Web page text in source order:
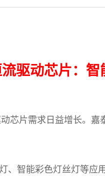
驱动芯片：
片需求日益增长。嘉
智能彩色灯丝灯等应